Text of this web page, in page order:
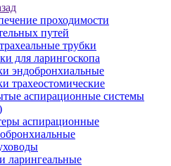
проходимости
путей
трубки
для ларингоскопа
эндобронхиальные
трахеостомические
аспирационные системы
аспирационные
ларингеальные